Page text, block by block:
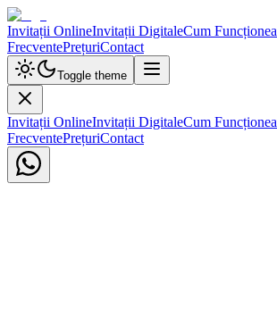
Invitații OnlineInvitații DigitaleCum
FrecventePrețuriContact
Toggle theme
Invitații OnlineInvitații DigitaleCum
FrecventePrețuriContact